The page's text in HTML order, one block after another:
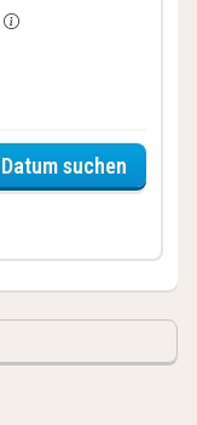
Datum suchen